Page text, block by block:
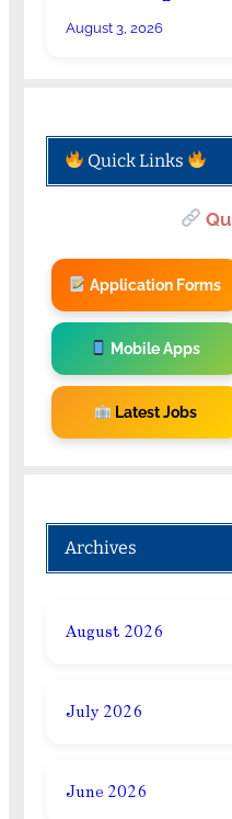
August 3, 2026
Quick Links
Application Forms
Mobile Apps
Latest Jobs
Archives
August 2026
July 2026
June 2026